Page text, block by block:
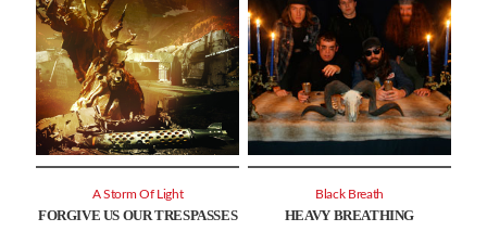
FORGIVE US OUR TRESPASSES
A Storm Of Light
HEAVY BREATHING
Black Breath